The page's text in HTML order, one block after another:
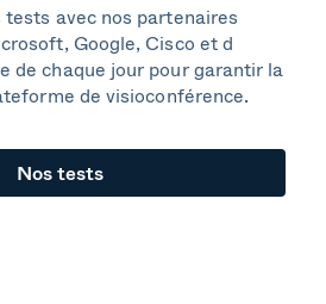
avec nos partenaires
Google, Cisco et d
de chaque jour pour garantir la
de visioconférence.
Nos tests